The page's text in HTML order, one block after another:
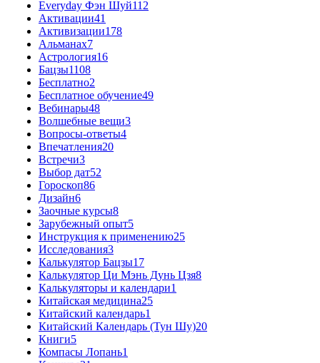
Everyday Фэн Шуй112
Активации41
Активизации178
Альманах7
Астрология16
Бацзы1108
Бесплатно2
Бесплатное обучение49
Вебинары48
Волшебные вещи3
Вопросы-ответы4
Впечатления20
Встречи3
Выбор дат52
Гороскоп86
Дизайн6
Заочные курсы8
Зарубежный опыт5
Инструкция к применению25
Исследования3
Калькулятор Бацзы17
Калькулятор Ци Мэнь Дунь Цзя8
Калькуляторы и календари1
Китайская медицина25
Китайский календарь1
Китайский Календарь (Тун Шу)20
Книги5
Компасы Лопань1